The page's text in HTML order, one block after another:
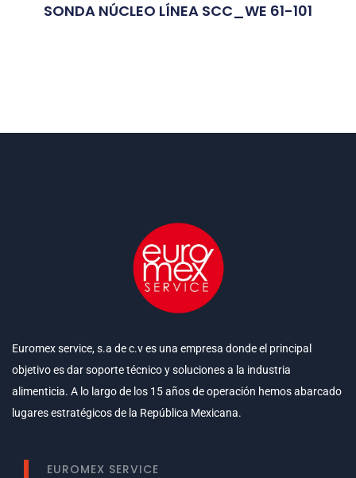
SONDA NÚCLEO LÍNEA SCC_WE 61-101
Euromex service, s.a de c.v es una empresa donde el principal
objetivo es dar soporte técnico y soluciones a la industria
alimenticia. A lo largo de los 15 años de operación hemos abarcado
lugares estratégicos de la República Mexicana.
EUROMEX SERVICE